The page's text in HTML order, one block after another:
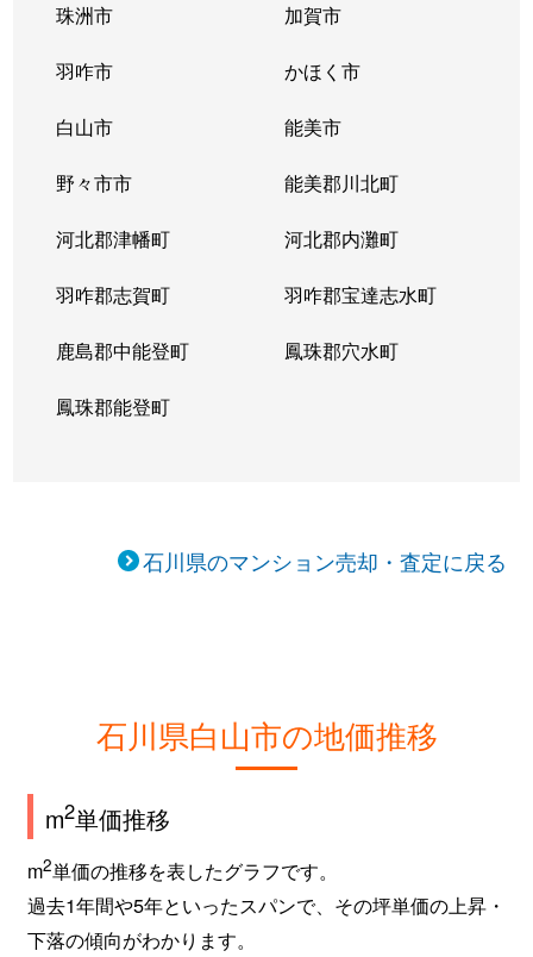
珠洲市 加賀市
羽咋市 かほく市
白山市 能美市
野々市市 能美郡川北町
河北郡津幡町 河北郡内灘町
羽咋郡志賀町 羽咋郡宝達志水町
鹿島郡中能登町 鳳珠郡穴水町
鳳珠郡能登町
石川県のマンション売却・査定に戻る
石川県白山市の地価推移
m2単価推移
m2単価の推移を表したグラフです。
過去1年間や5年といったスパンで、その坪単価の上昇・
下落の傾向がわかります。